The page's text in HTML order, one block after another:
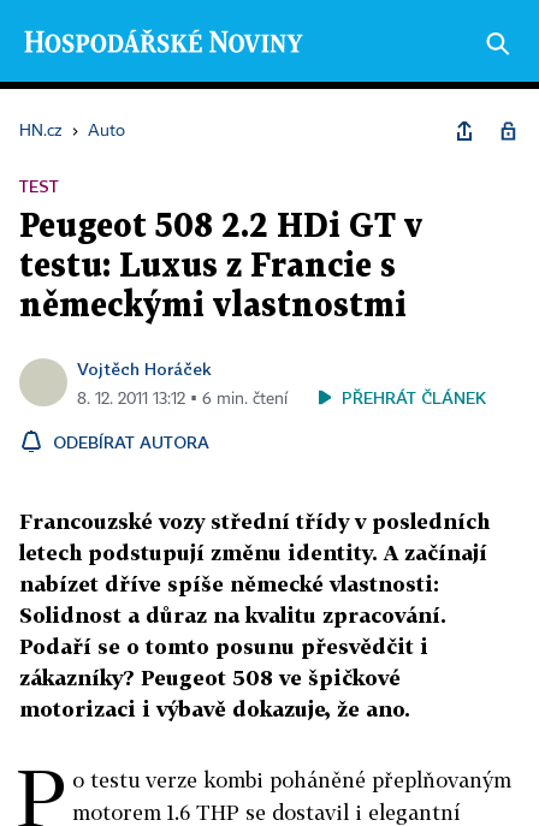
HN.cz › Auto
TEST
Peugeot 508 2.2 HDi GT v
testu: Luxus z Francie s
německými vlastnostmi
Vojtěch Horáček
8. 12. 2011 13:12 ▪ 6 min. čtení PŘEHRÁT ČLÁNEK
ODEBÍRAT AUTORA
Francouzské vozy střední třídy v posledních
letech podstupují změnu identity. A začínají
nabízet dříve spíše německé vlastnosti:
Solidnost a důraz na kvalitu zpracování.
Podaří se o tomto posunu přesvědčit i
zákazníky? Peugeot 508 ve špičkové
motorizaci i výbavě dokazuje, že ano.
P o testu verze kombi poháněné přeplňovaným
motorem 1.6 THP se dostavil i elegantní